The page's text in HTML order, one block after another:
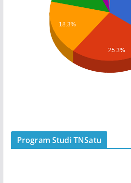
18.3%
25.3%
Program Studi TNSatu